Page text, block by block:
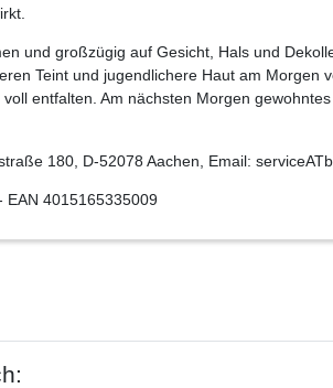
und großzügig auf Gesicht, Hals und
Teint und jugendlichere Haut am Morgen
entfalten. Am nächsten Morgen
180, D-52078 Aachen, Email:
EAN 4015165335009